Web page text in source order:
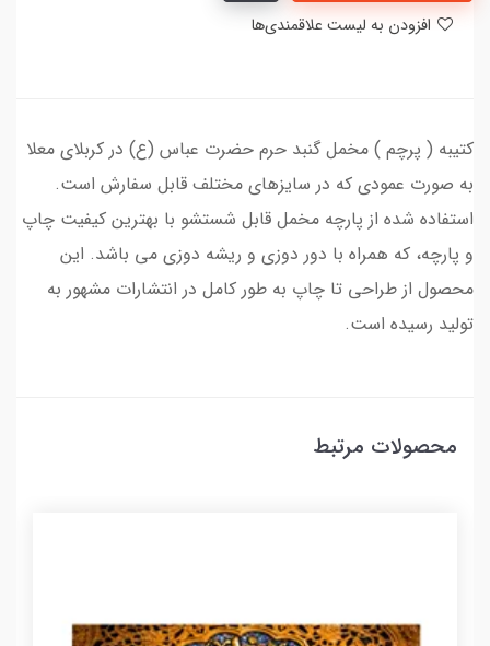
کتیبه ( پرچم ) مخمل گنبد حرم حضرت عباس (ع) در کربلای معلا
به صورت عمودی که در سایزهای مختلف قابل سفارش است.
استفاده شده از پارچه مخمل قابل شستشو با بهترین کیفیت چاپ
و پارچه، که همراه با دور دوزی و ریشه دوزی می باشد. این
محصول از طراحی تا چاپ به طور کامل در انتشارات مشهور به
تولید رسیده است.
محصولات مرتبط